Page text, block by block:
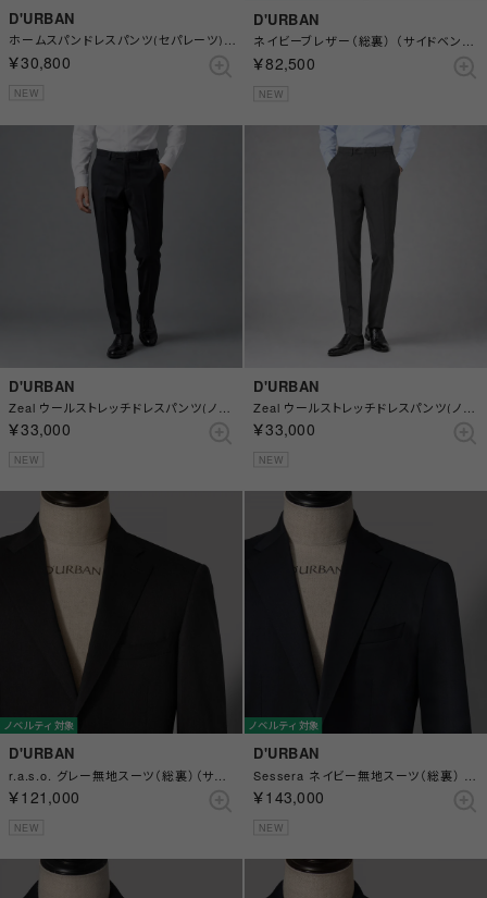
D'URBAN
ホームスパンドレスパンツ(セパレーツ)(ノータック) （ブルー）
￥30,800
NEW
D'URBAN
ネイビーブレザー（総裏） （サイドベンツ）（ネイビー）
￥82,500
NEW
D'URBAN
￥33,000
NEW
D'URBAN
￥33,000
NEW
ノベルティ対象
D'URBAN
￥121,000
NEW
ノベルティ対象
D'URBAN
￥143,000
NEW